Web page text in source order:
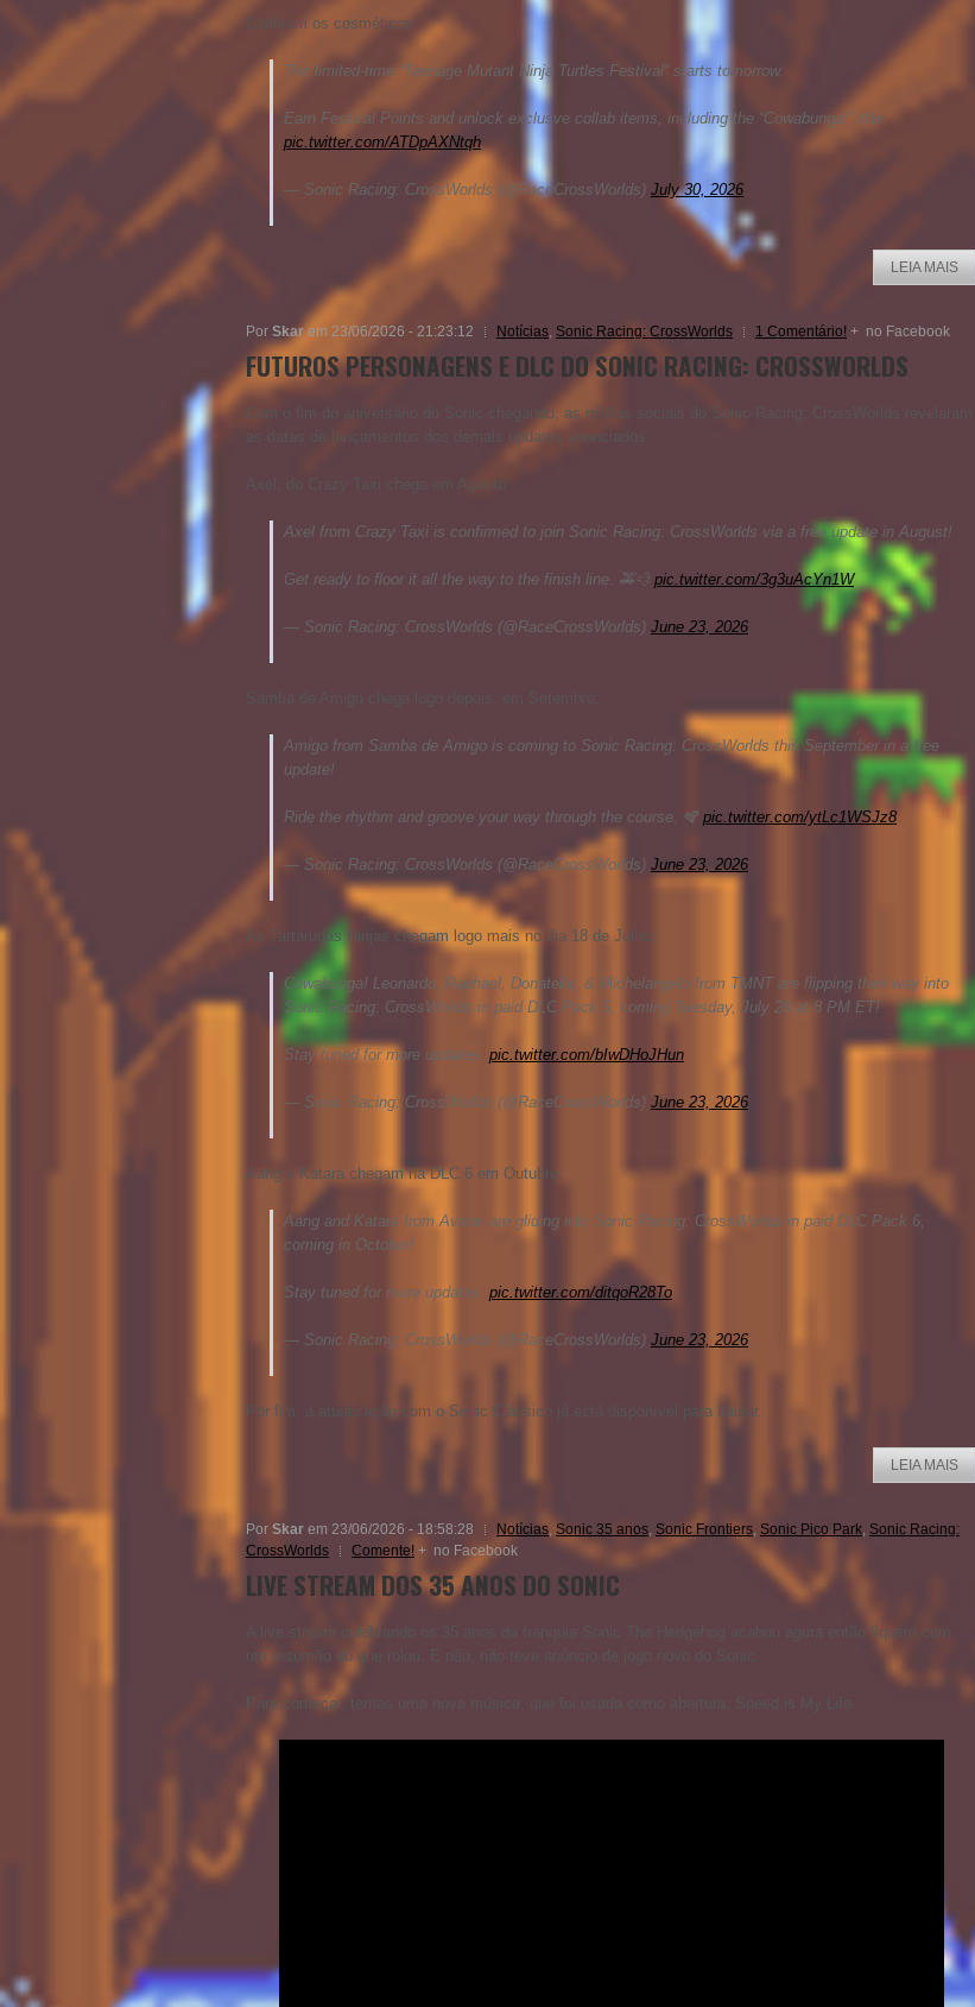
Confiram os cosméticos:
The limited-time “Teenage Mutant Ninja Turtles Festival” starts tomorrow.
Earn Festival Points and unlock exclusve collab items, including the “Cowabunga!” title.
pic.twitter.com/ATDpAXNtqh
— Sonic Racing: CrossWorlds (@RaceCrossWorlds) July 30, 2026
LEIA MAIS
Por Skarem 23/06/2026 - 21:23:12 Notícias, Sonic Racing: CrossWorlds 1 Comentário! + no Facebook
FUTUROS PERSONAGENS E DLC DO SONIC RACING: CROSSWORLDS
Com o fim do aniversário do Sonic chegando, as mídias sociais do Sonic Racing: CrossWorlds revelaram
as datas de lançamentos dos demais updates anunciados.
Axel, do Crazy Taxi chega em Agosto:
Axel from Crazy Taxi is confirmed to join Sonic Racing: CrossWorlds via a free update in August!
Get ready to floor it all the way to the finish line. 🚕💨 pic.twitter.com/3g3uAcYn1W
— Sonic Racing: CrossWorlds (@RaceCrossWorlds) June 23, 2026
Amigo from Samba de Amigo is coming to Sonic Racing: CrossWorlds this September in a free
update!
Ride the rhythm and groove your way through the course. 🪇 pic.twitter.com/ytLc1WSJz8
— Sonic Racing: CrossWorlds (@RaceCrossWorlds) June 23, 2026
As Tartarugas Ninjas chegam logo mais no dia 18 de Julho:
Cowabunga! Leonardo, Raphael, Donatello, & Michelangelo from TMNT are flipping their way into
Sonic Racing: CrossWorlds in paid DLC Pack 5, coming Tuesday, July 28 at 8 PM ET!
Stay tuned for more updates. pic.twitter.com/bIwDHoJHun
— Sonic Racing: CrossWorlds (@RaceCrossWorlds) June 23, 2026
Aang e Katara chegam na DLC 6 em Outubro:
Aang and Katara from Avatar are gliding into Sonic Racing: CrossWorlds in paid DLC Pack 6,
coming in October!
Stay tuned for more updates. pic.twitter.com/ditqoR28To
— Sonic Racing: CrossWorlds (@RaceCrossWorlds) June 23, 2026
Por fim, a atualização com o Sonic Clássico já está disponível para baixar.
LEIA MAIS
Por Skar em 23/06/2026 - 18:58:28 Notícias, Sonic 35 anos, Sonic Frontiers, Sonic Pico Park, Sonic Racing:
CrossWorlds
Comente! + no Facebook
LIVE STREAM DOS 35 ANOS DO SONIC
A live stream celebrando os 35 anos da franquia Sonic The Hedgehog acabou agora então fiquem com
um resumão do que rolou. E não, não teve anúncio de jogo novo do Sonic.
Para começar, temos uma nova música, que foi usada como abertura: Speed is My Life.